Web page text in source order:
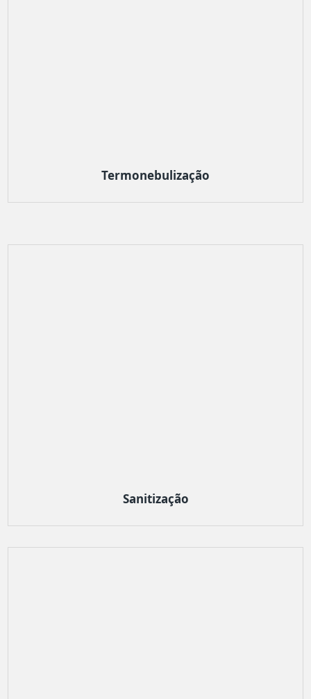
Termonebulização
Sanitização